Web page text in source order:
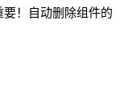
要！自动删除组件的